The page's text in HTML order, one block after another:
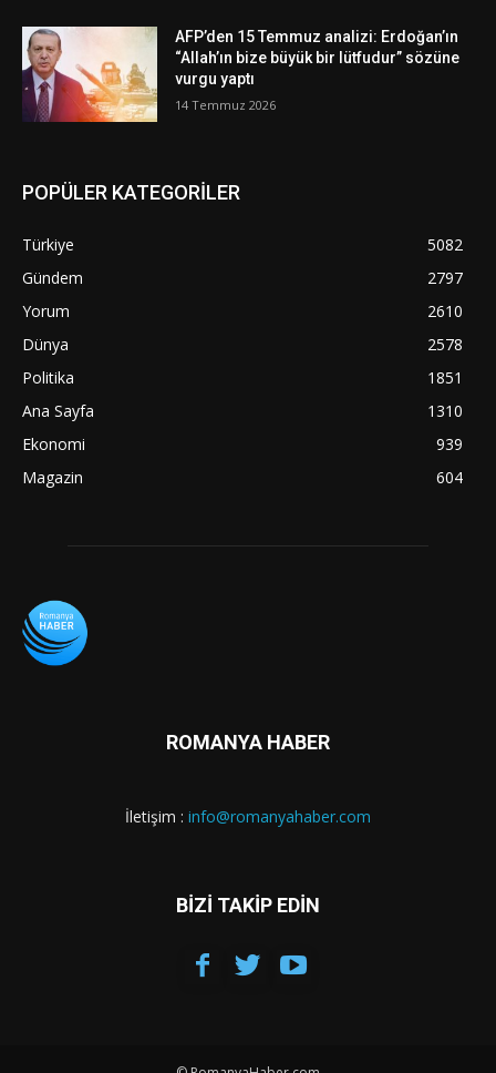
AFP’den 15 Temmuz analizi: Erdoğan’ın
“Allah’ın bize büyük bir lütfudur” sözüne
vurgu yaptı
14 Temmuz 2026
POPÜLER KATEGORİLER
Türkiye
5082
Gündem
2797
Yorum
2610
Dünya
2578
Politika
1851
Ana Sayfa
1310
Ekonomi
939
Magazin
604
ROMANYA HABER
İletişim : info@romanyahaber.com
BİZİ TAKİP EDİN